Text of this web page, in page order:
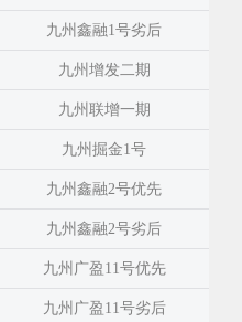
九州鑫融1号劣后
九州增发二期
九州联增一期
九州掘金1号
九州鑫融2号优先
九州鑫融2号劣后
九州广盈11号优先
九州广盈11号劣后